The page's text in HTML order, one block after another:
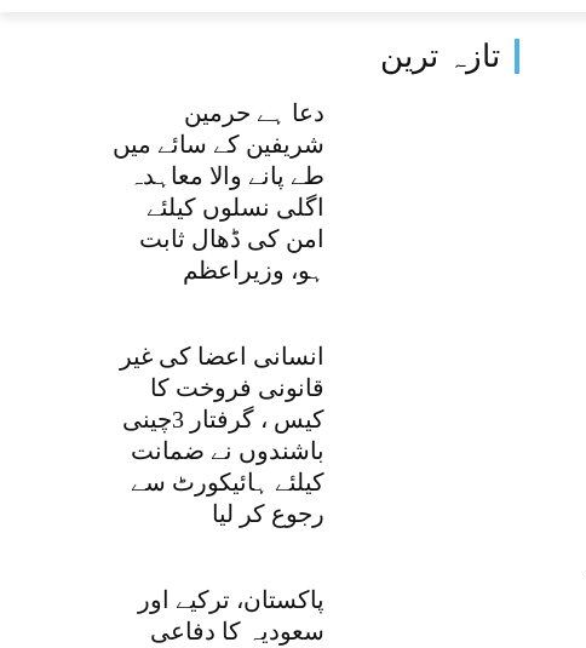
تازہ ترین
دعا ہے حرمین
شریفین کے سائے میں
طے پانے والا معاہدہ
اگلی نسلوں کیلئے
امن کی ڈھال ثابت
ہو، وزیراعظم
انسانی اعضا کی غیر
قانونی فروخت کا
کیس ، گرفتار 3چینی
باشندوں نے ضمانت
کیلئے ہائیکورٹ سے
رجوع کر لیا
پاکستان، ترکیے اور
سعودیہ کا دفاعی